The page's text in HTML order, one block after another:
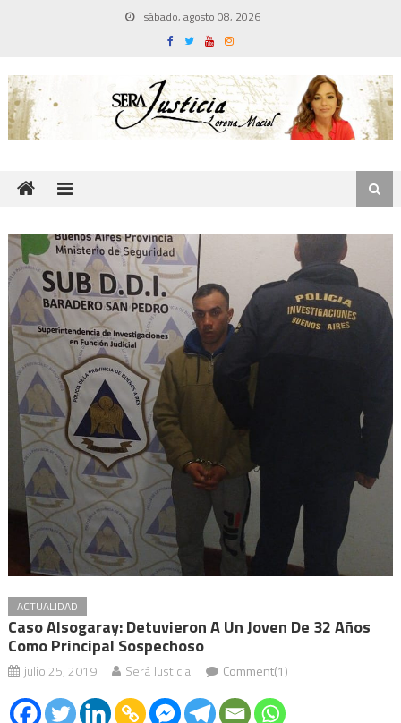
sábado, agosto 08, 2026
ACTUALIDAD
Caso Alsogaray: Detuvieron A Un Joven De 32 Años
Como Principal Sospechoso
julio 25, 2019 Será Justicia Comment(1)